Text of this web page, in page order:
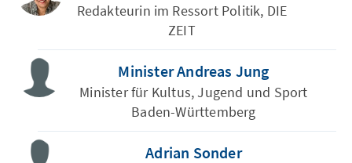
Redakteurin im Ressort Politik, DIE
ZEIT
Minister Andreas Jung
Minister für Kultus, Jugend und Sport
Baden-Württemberg
Adrian Sonder